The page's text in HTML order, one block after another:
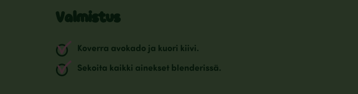
Valmistus
Koverra avokado ja kuori kiivi.
Sekoita kaikki ainekset blenderissä.